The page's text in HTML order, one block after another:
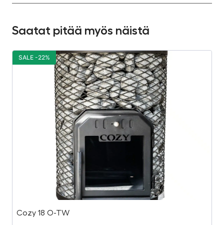
Saatat pitää myös näistä
Cozy 18 O-TW
SALE -22%